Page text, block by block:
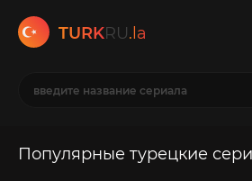
TURKRU.la
Популярные турецкие